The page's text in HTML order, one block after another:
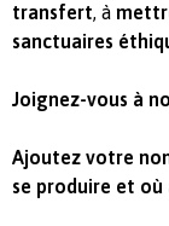
transfert, à
sanctuaires
Joignez-vous à
Ajoutez votre
se produire et où